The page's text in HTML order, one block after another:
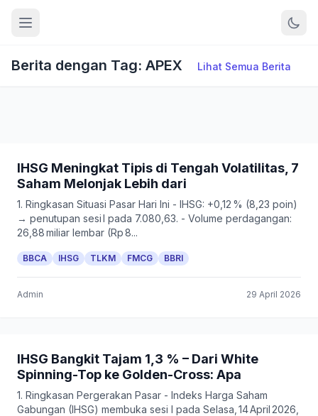
Berita dengan Tag: APEX Lihat Semua Berita
IHSG Meningkat Tipis di Tengah Volatilitas, 7
Saham Melonjak Lebih dari
1. Ringkasan Situasi Pasar Hari Ini - IHSG: +0,12 % (8,23 poin)
→ penutupan sesi I pada 7.080,63. - Volume perdagangan:
26,88 miliar lembar (Rp 8...
BBCA IHSG TLKM FMCG BBRI
Admin 29 April 2026
IHSG Bangkit Tajam 1,3 % – Dari White
Spinning-Top ke Golden-Cross: Apa
1. Ringkasan Pergerakan Pasar - Indeks Harga Saham
Gabungan (IHSG) membuka sesi I pada Selasa, 14 April 2026,